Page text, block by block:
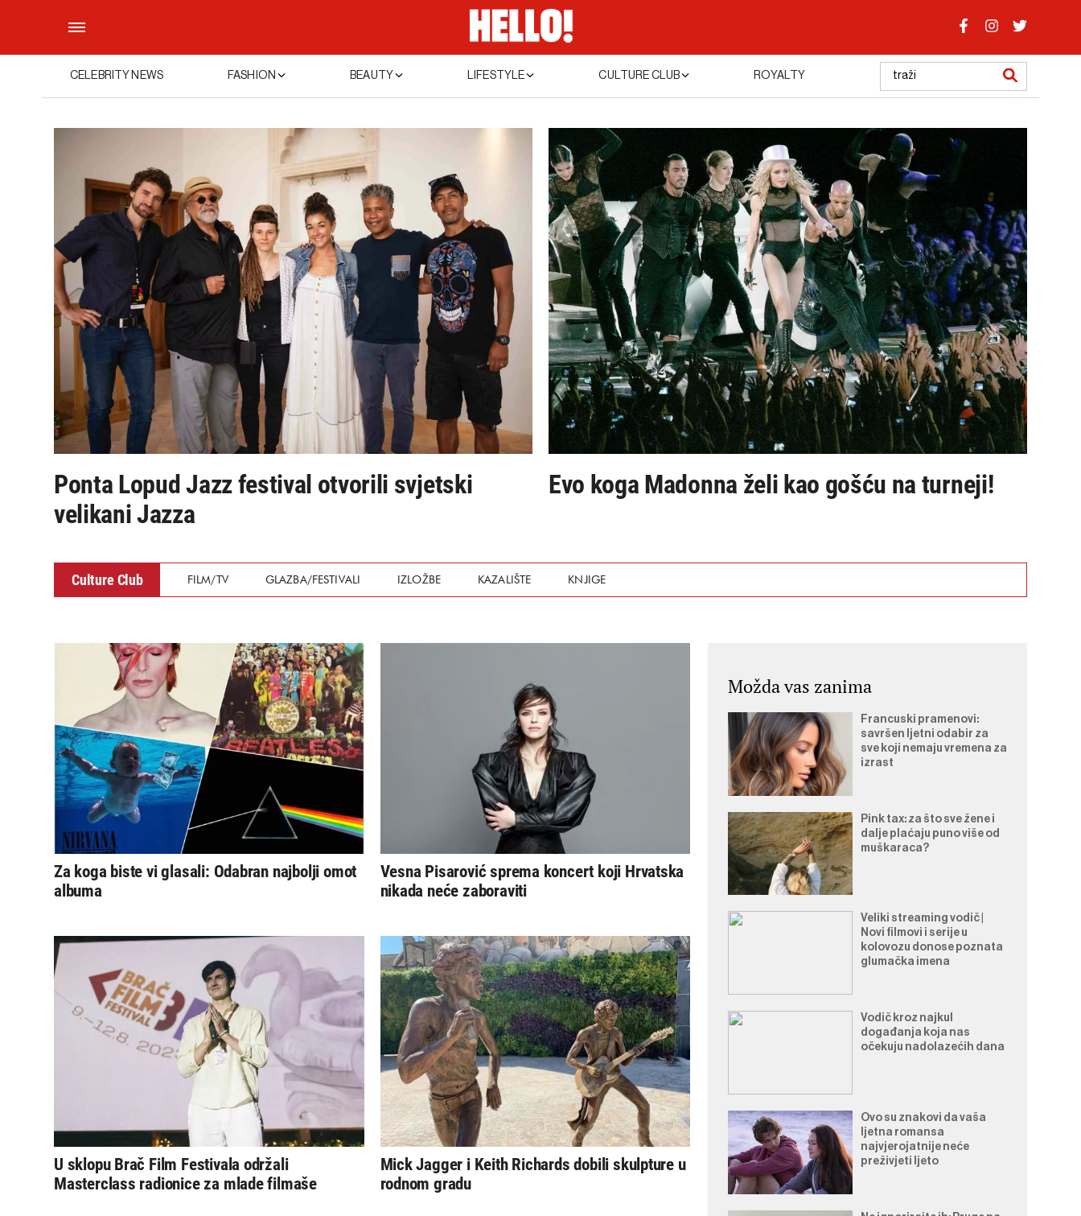
CELEBRITY NEWS FASHION BEAUTY LIFESTYLE CULTURE CLUB ROYALTY
Ponta Lopud Jazz festival otvorili svjetski
velikani Jazza
Evo koga Madonna želi kao gošću na turneji!
Culture Club FILM/TV GLAZBA/FESTIVALI IZLOŽBE KAZALIŠTE KNJIGE
Za koga biste vi glasali: Odabran najbolji omot
albuma
Vesna Pisarović sprema koncert koji Hrvatska
nikada neće zaboraviti
U sklopu Brač Film Festivala održali
Masterclass radionice za mlade filmaše
Mick Jagger i Keith Richards dobili skulpture u
rodnom gradu
Možda vas zanima
Francuski pramenovi:
savršen ljetni odabir za
sve koji nemaju vremena za
izrast
Pink tax: za što sve žene i
dalje plaćaju puno više od
muškaraca?
Veliki streaming vodič |
Novi filmovi i serije u
kolovozu donose poznata
glumačka imena
Vodič kroz najkul
događanja koja nas
očekuju nadolazećih dana
Ovo su znakovi da vaša
ljetna romansa
najvjerojatnije neće
preživjeti ljeto